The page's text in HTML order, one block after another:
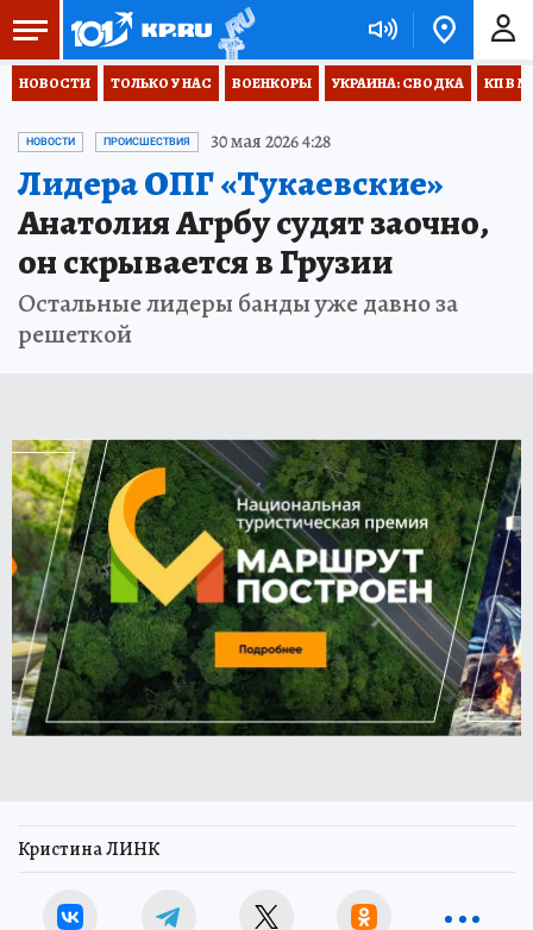
НОВОСТИ ТОЛЬКО У НАС ВОЕНКОРЫ УКРАИНА: СВОДКА КП В
НОВОСТИ ПРОИСШЕСТВИЯ 30 мая 2026 4:28
Лидера ОПГ «Тукаевские»
Анатолия Агрбу судят заочно,
он скрывается в Грузии
Остальные лидеры банды уже давно за
решеткой
Кристина ЛИНК